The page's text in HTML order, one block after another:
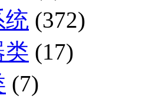
统 (372)
类 (17)
(7)